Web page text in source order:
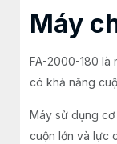
Máy
FA-2000-180 là
có khả năng
Máy sử dụng
cuộn lớn và lực